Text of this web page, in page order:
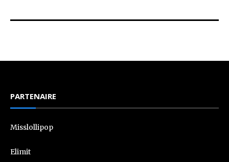
PARTENAIRE
Misslollipop
Elimit